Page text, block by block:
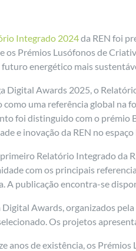
Integrado 2024da REN foi
os Prémios Lusófonos de
futuro energético mais
Digital Awards 2025, o
uma referência global na
foi distinguido com o prémio
e inovação da REN no
primeiro Relatório Integrado da
com os principais
A publicação encontra-se
Digital Awards, organizados
Os projetos
anos de existência, os